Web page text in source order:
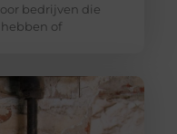
bedrijven die
of